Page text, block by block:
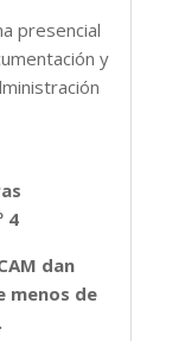
presencial
y
4
dan
menos de